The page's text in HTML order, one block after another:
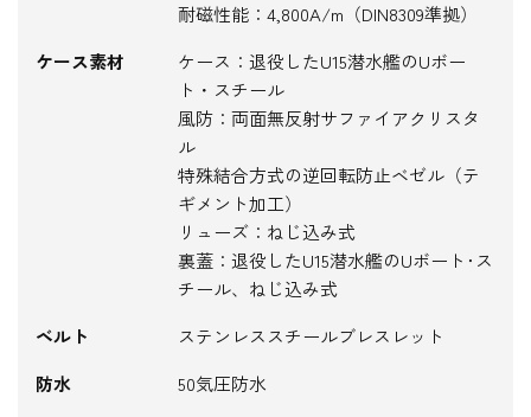
耐磁性能：4,800A/m（DIN8309準拠）
ケース素材
ケース：退役したU15潜水艦のUボー
ト・スチール
風防：両面無反射サファイアクリスタ
ル
特殊結合方式の逆回転防止ベゼル（テ
ギメント加工）
リューズ：ねじ込み式
裏蓋：退役したU15潜水艦のUボート･ス
チール、ねじ込み式
ベルト
ステンレススチールブレスレット
防水
50気圧防水